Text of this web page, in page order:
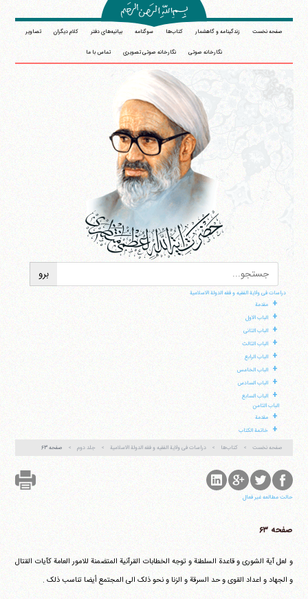
صفحه نخست زندگینامه و گاهشمار کتاب‌ها سوگنامه بیانیه‌های دفتر کلام دیگران تصاویر
نگارخانه صوتی نگارخانه صوتی تصویری تماس با ما
دراسات فی ولایة الفقیه و فقه الدولة الاسلامیة
+ مقدمة
+ الباب الاول
+ الباب الثانی
+ الباب الثالث
+ الباب الرابع
+ الباب الخامس
+ الباب السادس
+
الباب السابع
الباب الثامن
+ مقدمة
+ خاتمة الکتاب
صفحه نخست کتاب‌ها دراسات فی ولایة الفقیه و فقه الدولة الاسلامیة جلد دوم صفحه ۶۳
حالت مطالعه غیر فعال
صفحه ۶۳
و لعل آیة الشوری و قاعدة السلطنة و توجه الخطابات القرآنیة المتضمنة للامور العامة کآیات القتال
و الجهاد و اعداد القوی و حد السرقة و الزنا و نحو ذلک الی المجتمع أیضا تناسب ذلک .